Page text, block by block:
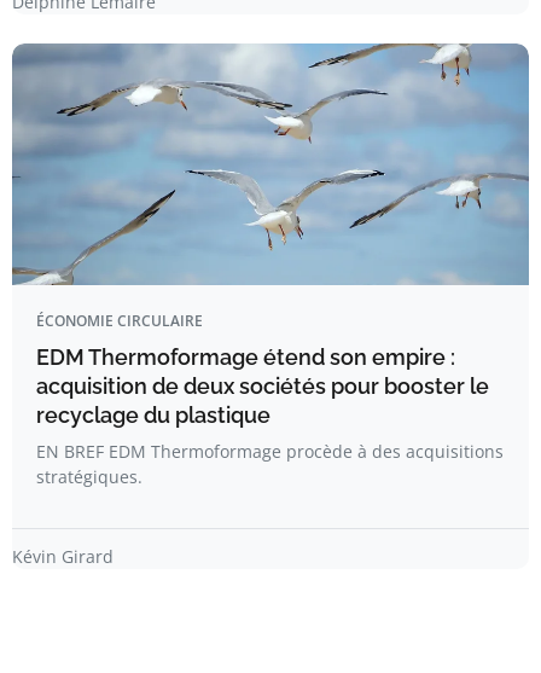
ÉCONOMIE CIRCULAIRE
EDM Thermoformage étend son empire :
acquisition de deux sociétés pour booster le
recyclage du plastique
EN BREF EDM Thermoformage procède à des acquisitions
stratégiques.
Kévin Girard